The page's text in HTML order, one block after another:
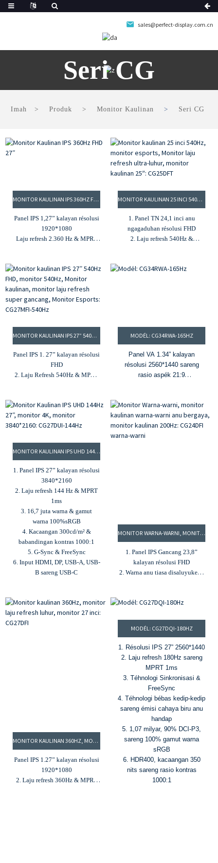
sales@perfect-display.com.cn
Seri CG
Imah Produk Monitor Kaulinan Seri CG
MONITOR KAULINAN IPS 360HZ FHD 27”
Panel IPS 1,27” kalayan résolusi
1920*1080
Laju refresh 2.360 Hz & MPRT
gamut kelir
4. Kacaangan 300cd/m² &
babandingan kontras 1000:1
5. G-Sync & FreeSync
MONITOR KAULINAN 25 INCI 540HZ, MONITOR ESPORTS, MONITOR LAJU REFRESH ULTRA-LUHUR, MONITOR KAULINAN 25″: CG25DFT
1. Panel TN 24,1 inci anu
ngagaduhan résolusi FHD
2. Laju refresh 540Hz &
babandingan kontras 1000:1
MONITOR KAULINAN IPS 27” 540HZ FHD, MONITOR 540HZ, MONITOR KAULINAN, MONITOR LAJU REFRESH SUPER GANCANG, MONITOR ESPORTS: CG27MFI-540HZ
Panel IPS 1. 27” kalayan résolusi
FHD
2. Laju Refresh 540Hz & MPRT
babandingan kontras 1000:1
4. 92% DCI-P3 & 100% gamut
warna sRGB
MODÉL: CG34RWA-165HZ
Panel VA 1.34” kalayan
résolusi 2560*1440 sareng
rasio aspék 21:9
3. 165Hz sareng 1ms MPRT
4. Kacaangan 400 cd/m²
sareng babandingan kontras
MONITOR KAULINAN IPS UHD 144HZ 27”, MONITOR 4K, MONITOR 3840*2160: CG27DUI-144HZ
1. Panel IPS 27” kalayan résolusi
3840*2160
2. Laju refresh 144 Hz & MPRT
1ms
3. 16,7 juta warna & gamut
warna 100%sRGB
4. Kacaangan 300cd/m² &
babandingan kontras 1000:1
5. G-Sync & FreeSync
6. Input HDMI, DP, USB-A, USB-
B sareng USB-C
MONITOR WARNA-WARNI, MONITOR KAULINAN WARNA-WARNI ANU BERGAYA, MONITOR KAULINAN 200HZ: CG24DFI WARNA-WARNI
1. Panel IPS Gancang 23,8”
kalayan résolusi FHD
2. Warna anu tiasa disaluyukeun
3. Waktos réspon MPRT 1ms
sareng kacaangan 300cd/m²
5. Dukungan HDR
MONITOR KAULINAN 360HZ, MONITOR LAJU REFRESH LUHUR, MONITOR 27 INCI: CG27DFI
Panel IPS 1.27” kalayan résolusi
1920*1080
2. Laju refresh 360Hz & MPRT
MODÉL: CG27DQI-180HZ
1. Résolusi IPS 27” 2560*1440
2. Laju refresh 180Hz sareng
MPRT 1ms
3. Téhnologi Sinkronisasi &
FreeSync
4. Téhnologi bébas kedip-kedip
sareng émisi cahaya biru anu
handap
5. 1,07 milyar, 90% DCI-P3,
sareng 100% gamut warna
sRGB
6. HDR400, kacaangan 350
nits sareng rasio kontras
1000:1